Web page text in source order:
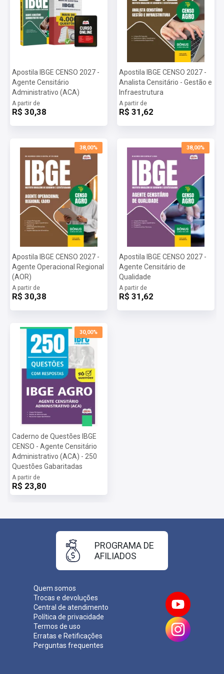
Apostila IBGE CENSO 2027 -
Agente Censitário
Administrativo (ACA)
A partir de
R$ 30,38
Apostila IBGE CENSO 2027 -
Analista Censitário - Gestão e
Infraestrutura
A partir de
R$ 31,62
38,00%
Apostila IBGE CENSO 2027 -
Agente Operacional Regional
(AOR)
A partir de
R$ 30,38
38,00%
Apostila IBGE CENSO 2027 -
Agente Censitário de
Qualidade
A partir de
R$ 31,62
30,00%
Caderno de Questões IBGE
CENSO - Agente Censitário
Administrativo (ACA) - 250
Questões Gabaritadas
A partir de
R$ 23,80
Quem somos
Trocas e devoluções
Central de atendimento
Política de privacidade
Termos de uso
Erratas e Retificações
Perguntas frequentes
PROGRAMA DE
AFILIADOS